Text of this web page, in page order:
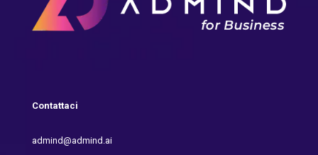
Contattaci
admind@admind.ai